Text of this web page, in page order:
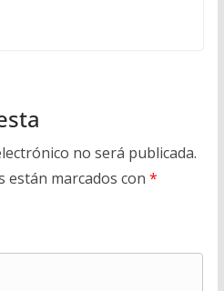
no será publicada.
están marcados con *